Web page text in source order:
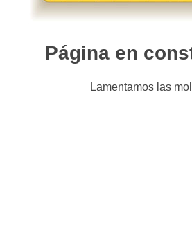
Página en
Lamentamos las